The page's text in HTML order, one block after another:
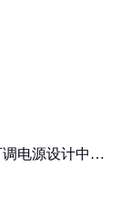
电源设计中的